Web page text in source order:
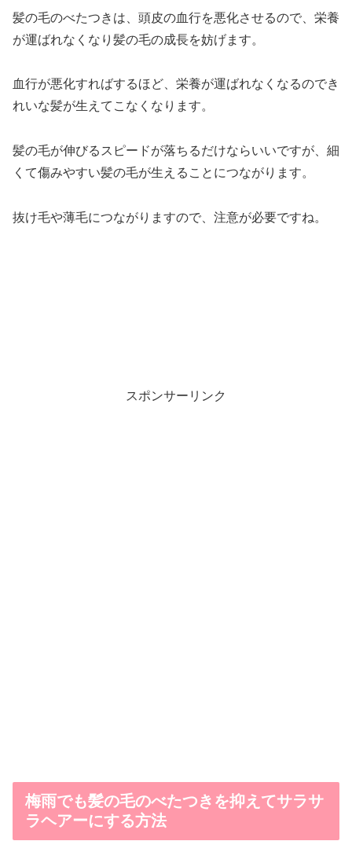
髪の毛のべたつきは、頭皮の血行を悪化させるので、栄養
が運ばれなくなり髪の毛の成長を妨げます。
血行が悪化すればするほど、栄養が運ばれなくなるのでき
れいな髪が生えてこなくなります。
髪の毛が伸びるスピードが落ちるだけならいいですが、細
くて傷みやすい髪の毛が生えることにつながります。
抜け毛や薄毛につながりますので、注意が必要ですね。
スポンサーリンク
梅雨でも髪の毛のべたつきを抑えてサラサ
ラヘアーにする方法